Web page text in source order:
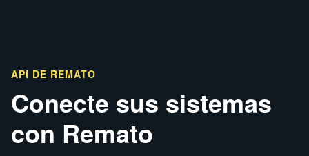
API DE REMATO
Conecte sus sistemas
con Remato